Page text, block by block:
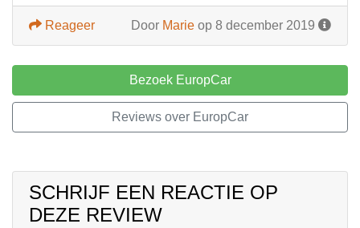
Door Marie op 8 december 2019
Reageer
Bezoek EuropCar
Reviews over EuropCar
SCHRIJF EEN REACTIE OP
DEZE REVIEW